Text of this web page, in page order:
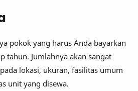
pokok yang harus Anda bayarkan
tahun. Jumlahnya akan sangat
lokasi, ukuran, fasilitas umum
unit yang disewa.